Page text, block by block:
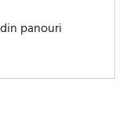
panouri